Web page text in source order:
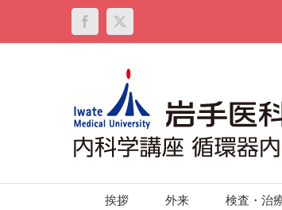
content
Facebook
X
挨拶 外来 検査・治